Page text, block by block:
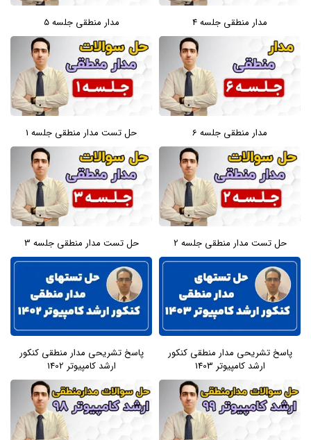
مدار منطقی جلسه 4 مدار منطقی جلسه 5
مدار منطقی جلسه 6 حل تست مدار منطقی جلسه 1
حل تست مدار منطقی جلسه 2 حل تست مدار منطقی جلسه 3
پاسخ تشریحی مدار منطقی کنکور
ارشد کامپیوتر 1403
پاسخ تشریحی مدار منطقی کنکور
ارشد کامپیوتر 1402